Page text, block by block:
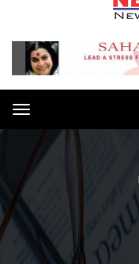
Toggle
navigation